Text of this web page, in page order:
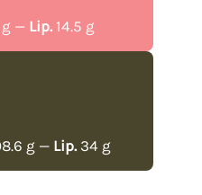
g — Lip. 14.5 g
g — Lip. 34 g